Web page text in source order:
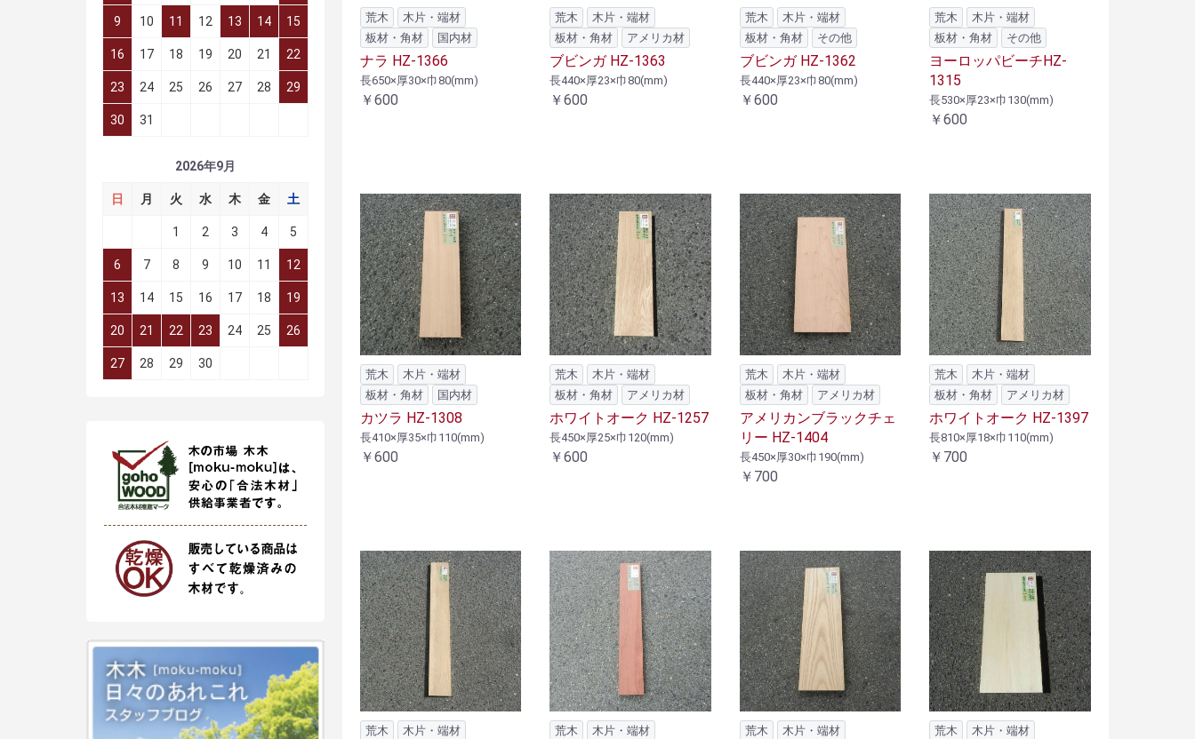
9 10 11 12 13 14 15
16 17 18 19 20 21 22
23 24 25 26 27 28 29
30 31
2026年9月
日 月 火 水 木 金 土
1 2 3 4 5
6 7 8 9 10 11 12
13 14 15 16 17 18 19
20 21 22 23 24 25 26
27 28 29 30
荒木
木片・端材
板材・角材
国内材
ナラ HZ-1366
長650×厚30×巾80(mm)
￥600
荒木
木片・端材
板材・角材
アメリカ材
ブビンガ HZ-1363
長440×厚23×巾80(mm)
￥600
荒木
木片・端材
板材・角材
その他
ブビンガ HZ-1362
長440×厚23×巾80(mm)
￥600
荒木
木片・端材
板材・角材
その他
ヨーロッパビーチHZ-
1315
長530×厚23×巾130(mm)
￥600
荒木
木片・端材
板材・角材
国内材
カツラ HZ-1308
長410×厚35×巾110(mm)
￥600
荒木
木片・端材
板材・角材
アメリカ材
ホワイトオーク HZ-1257
長450×厚25×巾120(mm)
￥600
荒木
木片・端材
板材・角材
アメリカ材
アメリカンブラックチェ
リー HZ-1404
長450×厚30×巾190(mm)
￥700
荒木
木片・端材
板材・角材
アメリカ材
ホワイトオーク HZ-1397
長810×厚18×巾110(mm)
￥700
荒木
木片・端材
荒木
木片・端材
荒木
木片・端材
荒木
木片・端材